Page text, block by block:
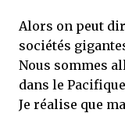
Alors on peut
sociétés
Nous sommes
dans le
Je réalise que